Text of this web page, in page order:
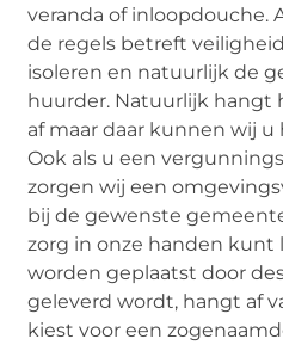
veranda of inloopdouche.
de regels betreft
isoleren en natuurlijk de
huurder. Natuurlijk hangt
af maar daar kunnen wij
Ook als u een
zorgen wij een
bij de gewenste
zorg in onze handen kunt
worden geplaatst door
geleverd wordt, hangt af
kiest voor een